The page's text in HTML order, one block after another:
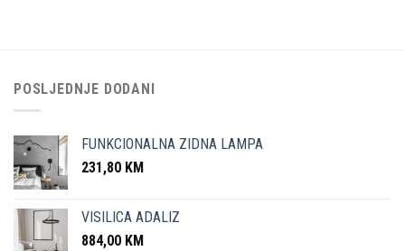
POSLJEDNJE DODANI
FUNKCIONALNA ZIDNA LAMPA
231,80 KM
VISILICA ADALIZ
884,00 KM